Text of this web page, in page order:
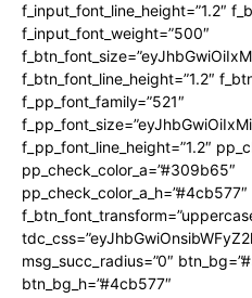
f_input_font_line_height=”1.2″
f_input_font_weight=”500″
f_btn_font_line_height=”1.2″
f_pp_font_family=”521″
f_pp_font_line_height=”1.2″
pp_check_color_a=”#309b65″
pp_check_color_a_h=”#4cb577″
msg_succ_radius=”0″
btn_bg_h=”#4cb577″